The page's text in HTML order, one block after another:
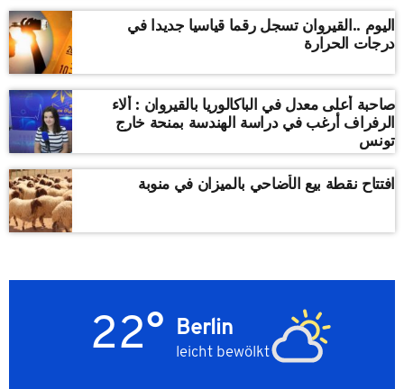
اليوم ..القيروان تسجل رقما قياسيا جديدا في
درجات الحرارة
صاحبة أعلى معدل في الباكالوريا بالقيروان : ألاء
الرفراف أرغب في دراسة الهندسة بمنحة خارج
تونس
افتتاح نقطة بيع الأضاحي بالميزان في منوبة
Berlin
leicht bewölkt
22°